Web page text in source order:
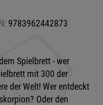
9783962442873
Spielbrett - wer
mit 300 der
der Welt! Wer entdeckt
Oder den